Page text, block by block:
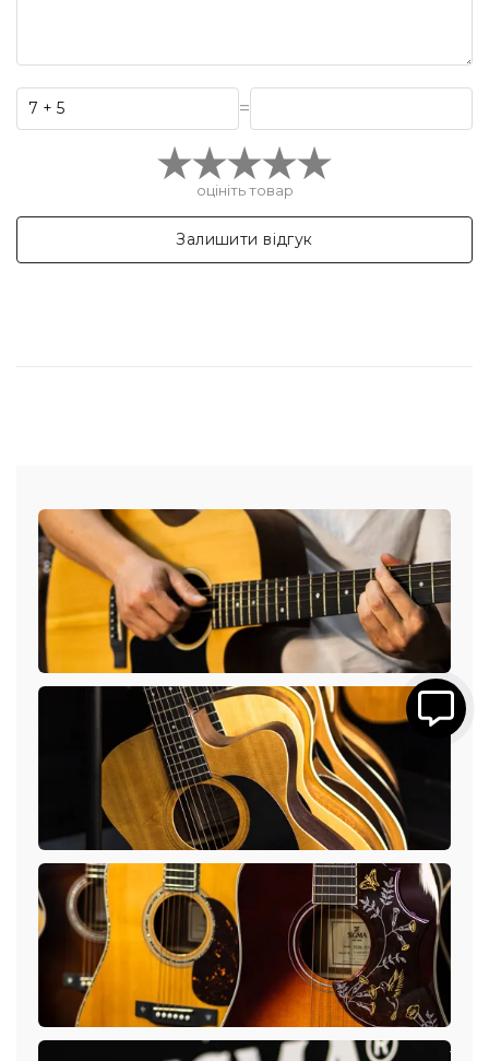
=
оцініть товар
Залишити відгук